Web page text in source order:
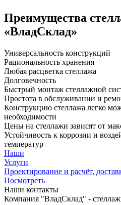
Преимущества
«ВладСклад»
Универсальность конструкций
Рациональность хранения
Любая расцветка стеллажа
Долговечность
Быстрый монтаж стеллажной
Простота в обслуживании и
Конструкцию стеллажа легко
необходимости
Цены на стеллажи зависят от
Устойчивость к коррозии и
температур
Наши
Услуги
Проектирование и расчёт,
Посмотреть
Наши контакты
Компания "ВладСклад" -